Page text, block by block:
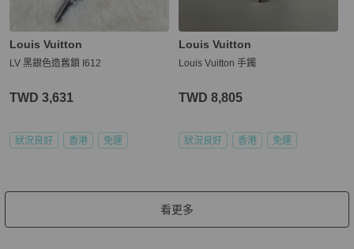
Louis Vuitton
LV 黑銀色造舊鎖 I612
TWD 3,631
狀況良好 香港 免運
Louis Vuitton
Louis Vuitton 手鐲
TWD 8,805
狀況良好 香港 免運
看更多